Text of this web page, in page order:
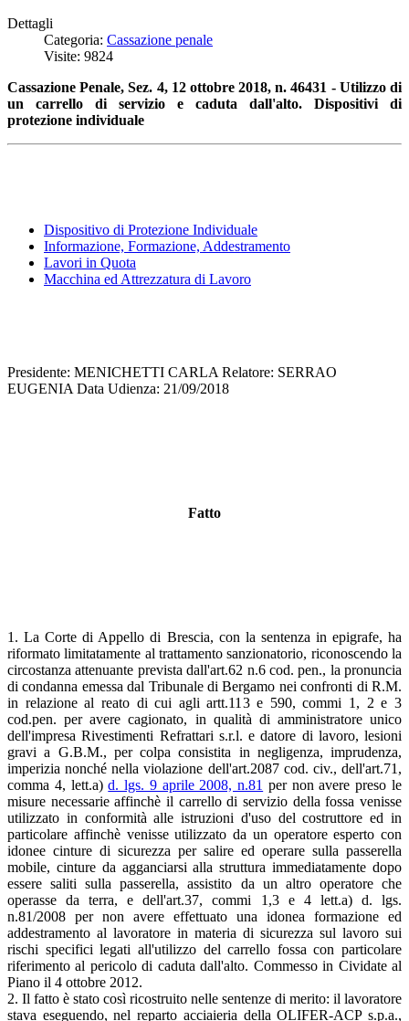
Dettagli
Categoria: Cassazione penale
Visite: 9824
Cassazione Penale, Sez. 4, 12 ottobre 2018, n. 46431 - Utilizzo di
un carrello di servizio e caduta dall'alto. Dispositivi di
protezione individuale
Dispositivo di Protezione Individuale
Informazione, Formazione, Addestramento
Lavori in Quota
Macchina ed Attrezzatura di Lavoro
Presidente: MENICHETTI CARLA Relatore: SERRAO
EUGENIA Data Udienza: 21/09/2018
Fatto
1. La Corte di Appello di Brescia, con la sentenza in epigrafe, ha
riformato limitatamente al trattamento sanzionatorio, riconoscendo la
circostanza attenuante prevista dall'art.62 n.6 cod. pen., la pronuncia
di condanna emessa dal Tribunale di Bergamo nei confronti di R.M.
in relazione al reato di cui agli artt.113 e 590, commi 1, 2 e 3
cod.pen. per avere cagionato, in qualità di amministratore unico
dell'impresa Rivestimenti Refrattari s.r.l. e datore di lavoro, lesioni
gravi a G.B.M., per colpa consistita in negligenza, imprudenza,
imperizia nonché nella violazione dell'art.2087 cod. civ., dell'art.71,
comma 4, lett.a)d. lgs. 9 aprile 2008, n.81 per non avere preso le
misure necessarie affinchè il carrello di servizio della fossa venisse
utilizzato in conformità alle istruzioni d'uso del costruttore ed in
particolare affinchè venisse utilizzato da un operatore esperto con
idonee cinture di sicurezza per salire ed operare sulla passerella
mobile, cinture da agganciarsi alla struttura immediatamente dopo
essere saliti sulla passerella, assistito da un altro operatore che
operasse da terra, e dell'art.37, commi 1,3 e 4 lett.a) d. lgs.
n.81/2008 per non avere effettuato una idonea formazione ed
addestramento al lavoratore in materia di sicurezza sul lavoro sui
rischi specifici legati all'utilizzo del carrello fossa con particolare
riferimento al pericolo di caduta dall'alto. Commesso in Cividate al
Piano il 4 ottobre 2012.
2. Il fatto è stato così ricostruito nelle sentenze di merito: il lavoratore
stava eseguendo, nel reparto acciaieria della OLIFER-ACP s.p.a.,